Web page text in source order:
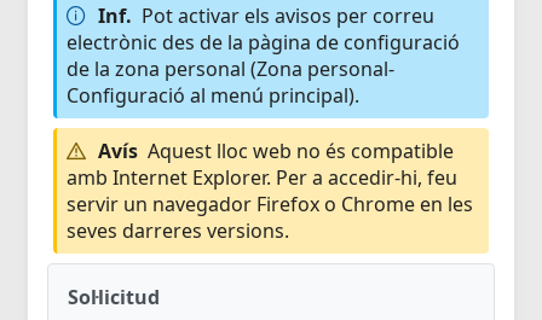
Inf. Pot activar els avisos per correu
electrònic des de la pàgina de configuració
de la zona personal (Zona personal-
Configuració al menú principal).
Avís Aquest lloc web no és compatible
amb Internet Explorer. Per a accedir-hi, feu
servir un navegador Firefox o Chrome en les
seves darreres versions.
Sol·licitud